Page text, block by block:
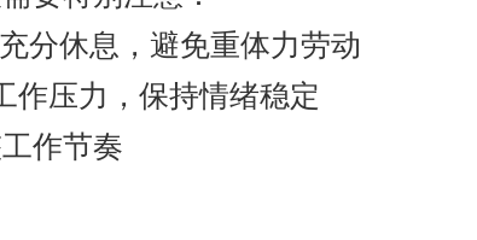
分休息，避免重体力劳动
作压力，保持情绪稳定
作节奏